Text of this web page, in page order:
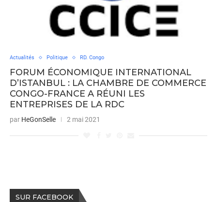
Actualités Politique RD. Congo
FORUM ÉCONOMIQUE INTERNATIONAL
D’ISTANBUL : LA CHAMBRE DE COMMERCE
CONGO-FRANCE A RÉUNI LES
ENTREPRISES DE LA RDC
par HeGonSelle 2 mai 2021
SUR FACEBOOK